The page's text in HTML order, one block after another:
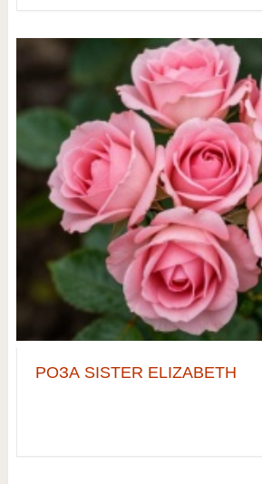
РОЗА SISTER ELIZABETH